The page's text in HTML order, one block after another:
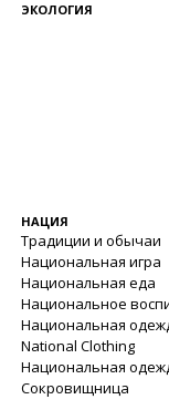
ЭКОЛОГИЯ
НАЦИЯ
Традиции и обычаи
Национальная игра
Национальная еда
Национальное
Национальная
National Clothing
Национальная
Сокровищница